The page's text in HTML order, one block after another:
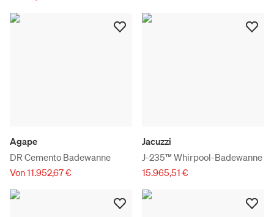
Agape
DR Cemento Badewanne
Von 11.952,67 €
Jacuzzi
J-235™ Whirpool-Badewanne
15.965,51 €